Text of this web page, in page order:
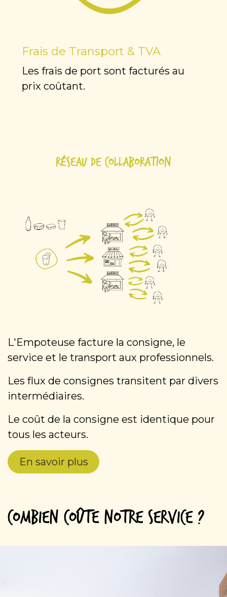
Frais de Transport & TVA
Les frais de port sont facturés au
prix coûtant.
Réseau de collaboration
L'Empoteuse facture la consigne, le
service et le transport aux professionnels.
Les flux de consignes transitent par divers
intermédiaires.
Le coût de la consigne est identique pour
tous les acteurs.
En savoir plus
Combien coûte notre service ?